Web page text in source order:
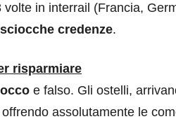
volte in interrail (Francia,
sciocche credenze.
risparmiare
e falso. Gli ostelli,
assolutamente le